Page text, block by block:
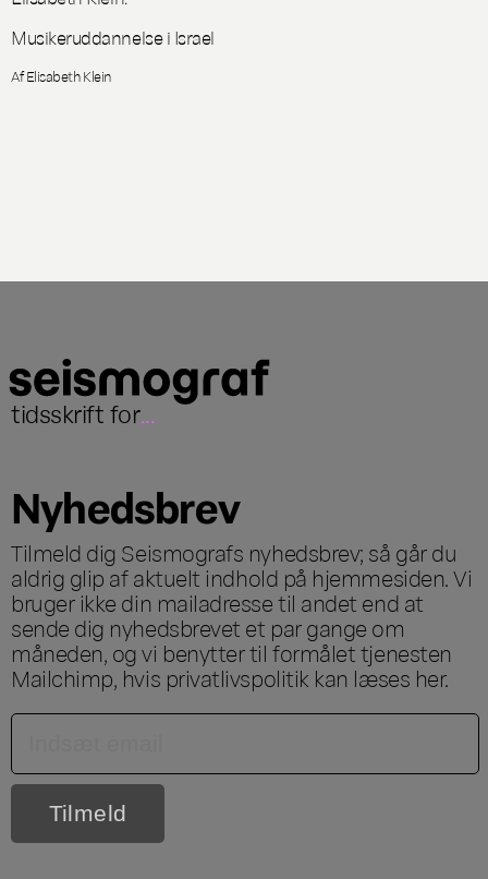
Musikeruddannelse i Israel
Af Elisabeth Klein
tidsskrift for...
Nyhedsbrev
Tilmeld dig Seismografs nyhedsbrev; så går du
aldrig glip af aktuelt indhold på hjemmesiden. Vi
bruger ikke din mailadresse til andet end at
sende dig nyhedsbrevet et par gange om
måneden, og vi benytter til formålet tjenesten
Mailchimp, hvis privatlivspolitik kan læses her.